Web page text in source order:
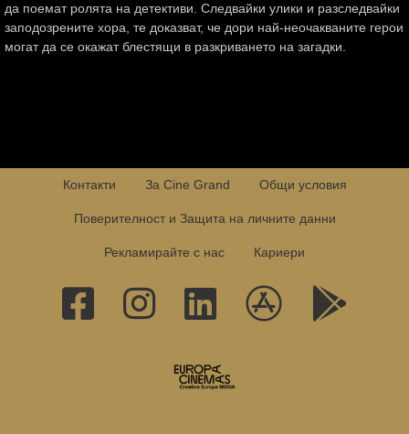
да поемат ролята на детективи. Следвайки улики и разследвайки
заподозрените хора, те доказват, че дори най-неочакваните герои
могат да се окажат блестящи в разкриването на загадки.
Контакти За Cine Grand Общи условия
Поверителност и Защита на личните данни
Рекламирайте с нас Кариери